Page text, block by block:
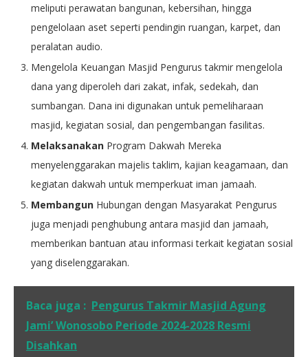
meliputi perawatan bangunan, kebersihan, hingga
pengelolaan aset seperti pendingin ruangan, karpet, dan
peralatan audio.
Mengelola Keuangan Masjid Pengurus takmir mengelola
dana yang diperoleh dari zakat, infak, sedekah, dan
sumbangan. Dana ini digunakan untuk pemeliharaan
masjid, kegiatan sosial, dan pengembangan fasilitas.
Melaksanakan Program Dakwah Mereka
menyelenggarakan majelis taklim, kajian keagamaan, dan
kegiatan dakwah untuk memperkuat iman jamaah.
Membangun Hubungan dengan Masyarakat Pengurus
juga menjadi penghubung antara masjid dan jamaah,
memberikan bantuan atau informasi terkait kegiatan sosial
yang diselenggarakan.
Baca juga : Pengurus Takmir Masjid Agung
Jami’ Wonosobo Periode 2024-2028 Resmi
Disahkan